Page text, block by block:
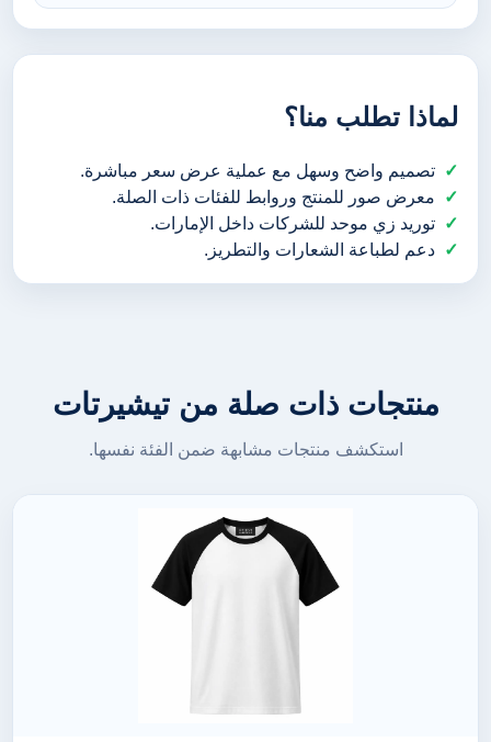
لماذا تطلب منا؟
تصميم واضح وسهل مع عملية عرض سعر مباشرة.
معرض صور للمنتج وروابط للفئات ذات الصلة.
توريد زي موحد للشركات داخل الإمارات.
دعم لطباعة الشعارات والتطريز.
منتجات ذات صلة من تيشيرتات
استكشف منتجات مشابهة ضمن الفئة نفسها.